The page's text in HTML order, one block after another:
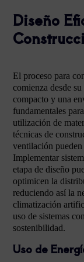
Diseño
El proceso para
comienza desde
compacto y una
fundamentales
utilización de
técnicas de
ventilación
Implementar
etapa de diseño
optimicen la
reduciendo así la
climatización
uso de sistemas
sostenibilidad.
Uso de